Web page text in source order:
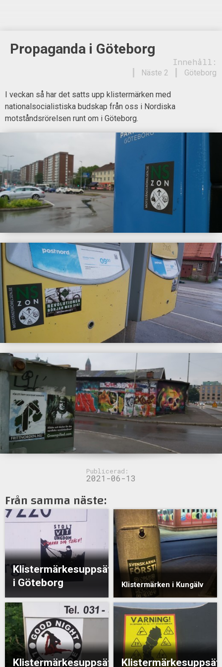
Propaganda i Göteborg
Innehåll:
Göteborg
Näste 2
I veckan så har det satts upp klistermärken med
nationalsocialistiska budskap från oss i Nordiska
motståndsrörelsen runt om i Göteborg.
Publicerad:
2021-06-13
Från samma näste:
Klistermärkesuppsättning
i Göteborg
Klistermärken i Kungälv
Klistermärkesuppsättning